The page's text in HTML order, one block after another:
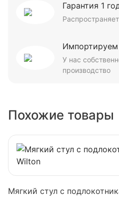
Гарантия 1
У нас
производство
Похожие товары
Мягкий стул с